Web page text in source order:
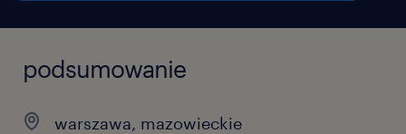
podsumowanie
warszawa, mazowieckie